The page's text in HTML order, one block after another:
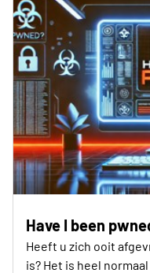
Have I been
Heeft u zich ooit
is? Het is heel